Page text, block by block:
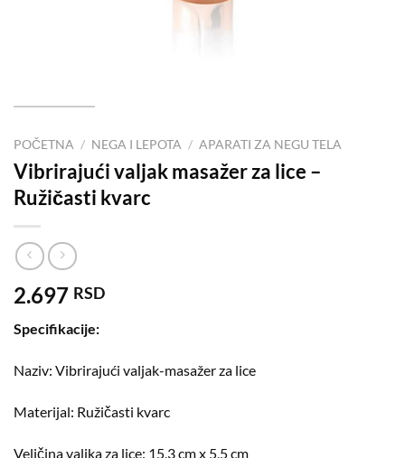
POČETNA / NEGA I LEPOTA / APARATI ZA NEGU TELA
Vibrirajući valjak masažer za lice –
Ružičasti kvarc
2.697 RSD
Specifikacije:
Naziv: Vibrirajući valjak-masažer za lice
Materijal: Ružičasti kvarc
Veličina valjka za lice: 15,3 cm x 5,5 cm